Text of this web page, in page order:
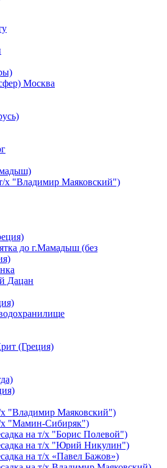
Москва
х "Владимир Маяковский")
до г.Мамадыш (без
Дацан
(Греция)
х "Владимир Маяковский")
х "Мамин-Сибиряк")
на т/х "Борис Полевой")
на т/х "Юрий Никулин")
на т/х «Павел Бажов»)